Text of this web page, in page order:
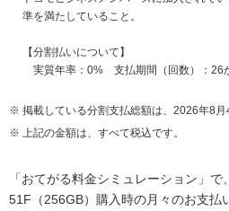
準を満たしていること。
【分割払いについて】
実質年率：0% 支払期間（回数）：26
掲載している分割支払総額は、2026年8月
上記の金額は、すべて税込です。
「おてがる料金シミュレーション」
51F（256GB）購入時の月々のお支払